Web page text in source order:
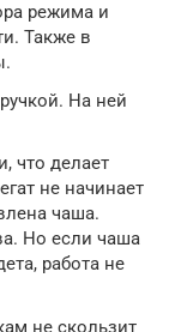
режима и
Также в
На ней
что делает
не начинает
чаша.
Но если чаша
работа не
не скользит